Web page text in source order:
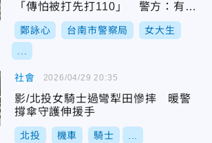
「傳怕被打先打110」 警方：有接
獲情資
鄭詠心 台南市警察局 女大生
社會
影/北投女騎士過彎犁田慘摔 暖警
撐傘守護伸援手
北投 機車 騎士
2026/04/29 20:35